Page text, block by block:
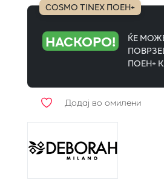
COSMO TINEX ПОЕН+
НАСКОРО!
ЌЕ
ПОЕН+
Додај во омилени